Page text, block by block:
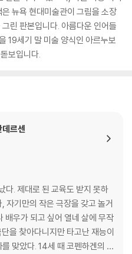
뉴욕 현대미술관이 그림을 소장
린 판본입니다. 아름다운 인어들
19세기 말 미술 양식인 아르누보
보입니다.
르센
다. 제대로 된 교육도 받지 못하
자기만의 작은 극장을 갖고 놀거
배우가 되고 싶어 열네 살에 무작
을 찾아다니지만 타고난 재능이
맞았다. 14세 때 코펜하겐의 덴